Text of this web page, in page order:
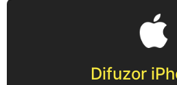
Difuzor